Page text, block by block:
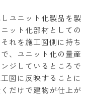
ユニット化製品を製
ット化部材としての
れを施工図側に持ち
、ユニット化の量産
ジしているところで
図に反映することに
だけで建物が仕上が